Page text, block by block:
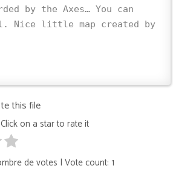
by the Axes… You can
Nice little map created by
this file
on a star to rate it
de votes | Vote count:1